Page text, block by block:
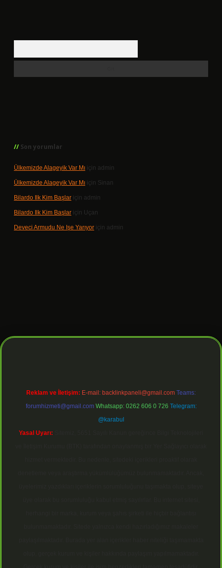
Son yorumlar
Ülkemizde Alageyik Var Mı için admin
Ülkemizde Alageyik Var Mı için Sinan
Bilardo Ilk Kim Başlar için admin
Bilardo Ilk Kim Başlar için Uçan
Deveci Armudu Ne Işe Yarıyor için admin
giriş
Reklam ve İletişim: E-mail: backlinkpaneli@gmail.com Teams:
forumhizmeti@gmail.com Whatsapp: 0262 606 0 726 Telegram:
@karabul
Yasal Uyarı: